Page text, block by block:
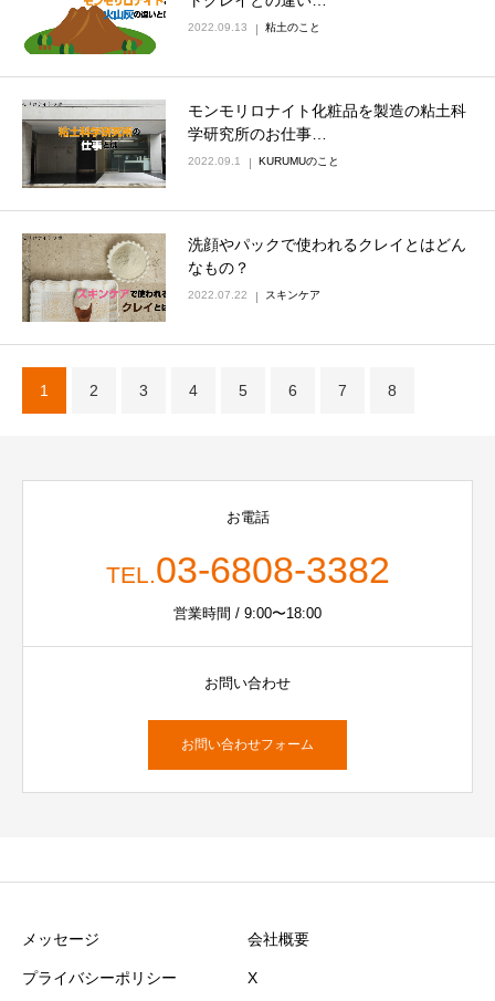
2022.09.13 粘土のこと
モンモリロナイト化粧品を製造の粘土科
学研究所のお仕事…
2022.09.1 KURUMUのこと
洗顔やパックで使われるクレイとはどん
なもの？
2022.07.22 スキンケア
1 2 3 4 5 6 7 8
お電話
TEL.03-6808-3382
営業時間 / 9:00〜18:00
お問い合わせ
お問い合わせフォーム
メッセージ 会社概要
プライバシーポリシー X